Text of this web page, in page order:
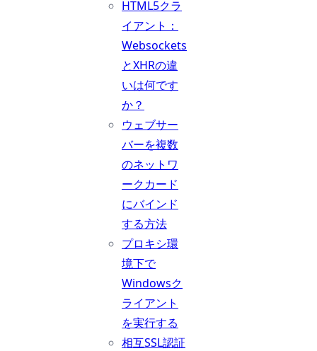
HTML5クラ
イアント：
Websockets
とXHRの違
いは何です
か？
ウェブサー
バーを複数
のネットワ
ークカード
にバインド
する方法
プロキシ環
境下で
Windowsク
ライアント
を実行する
相互SSL認証